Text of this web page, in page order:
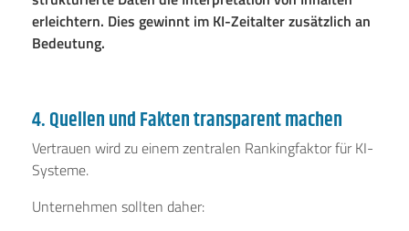
erleichtern. Dies gewinnt im KI-Zeitalter zusätzlich an
Bedeutung.
4. Quellen und Fakten transparent machen
Vertrauen wird zu einem zentralen Rankingfaktor für KI-
Systeme.
Unternehmen sollten daher: